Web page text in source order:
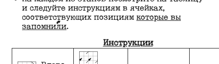
и следуйте инструкциям в ячейках,
соответствующих позициям которые вы
запомнили.
Инструкции